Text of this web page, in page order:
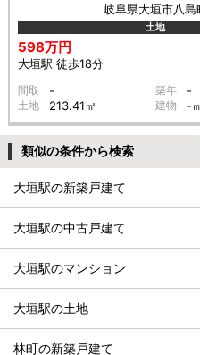
岐阜県大垣市八島
土地
598万円
大垣駅 徒歩18分
間取 - 築年 -
土地 213.41㎡ 建物 -
類似の条件から検索
大垣駅の新築戸建て
大垣駅の中古戸建て
大垣駅のマンション
大垣駅の土地
林町の新築戸建て